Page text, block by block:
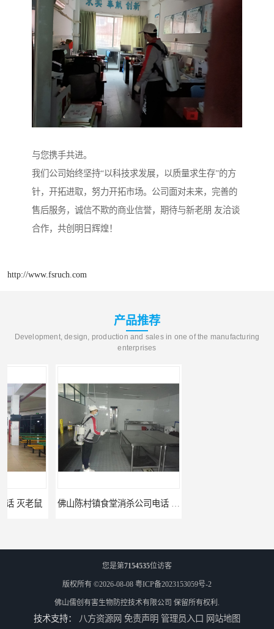
与您携手共进。
我们公司始终坚持“以科技求发展，以质量求生存”的方
针，开拓进取，努力开拓市场。公司面对未来，完善的
售后服务，诚信不欺的商业信誉，期待与新老朋 友洽谈
合作，共创明日辉煌！
http://www.fsruch.com
产品推荐
Development, design, production and sales in one of the manufacturing
enterprises
佛山陈村镇食堂消杀公司电话 陈村食堂灭鼠
您是第7154535位访客
版权所有 ©2026-08-08 粤ICP备2023153059号-2
佛山儒创有害生物防控技术有限公司 保留所有权利.
技术支持： 八方资源网 免责声明 管理员入口 网站地图